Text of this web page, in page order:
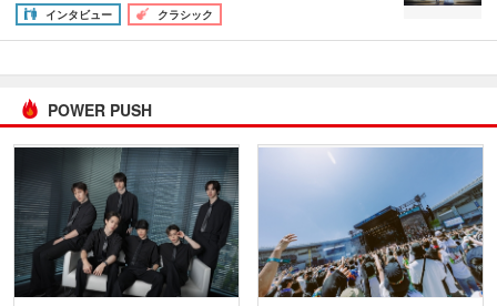
インタビュー
クラシック
POWER PUSH